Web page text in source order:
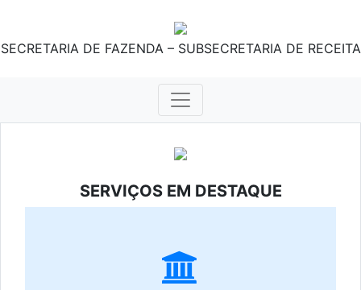
SECRETARIA DE FAZENDA – SUBSECRETARIA DE RECEITA
SERVIÇOS EM DESTAQUE